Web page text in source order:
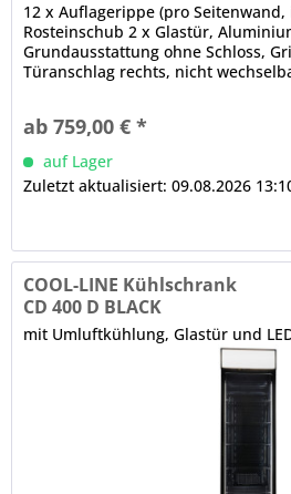
12 x Auflagerippe (pro
Rosteinschub 2 x Glastür,
Grundausstattung ohne Schloss,
Türanschlag rechts, nicht
ab 759,00 € *
auf Lager
Zuletzt aktualisiert: 09.08.2026
COOL-LINE Kühlschrank
CD 400 D BLACK
mit Umluftkühlung, Glastür und